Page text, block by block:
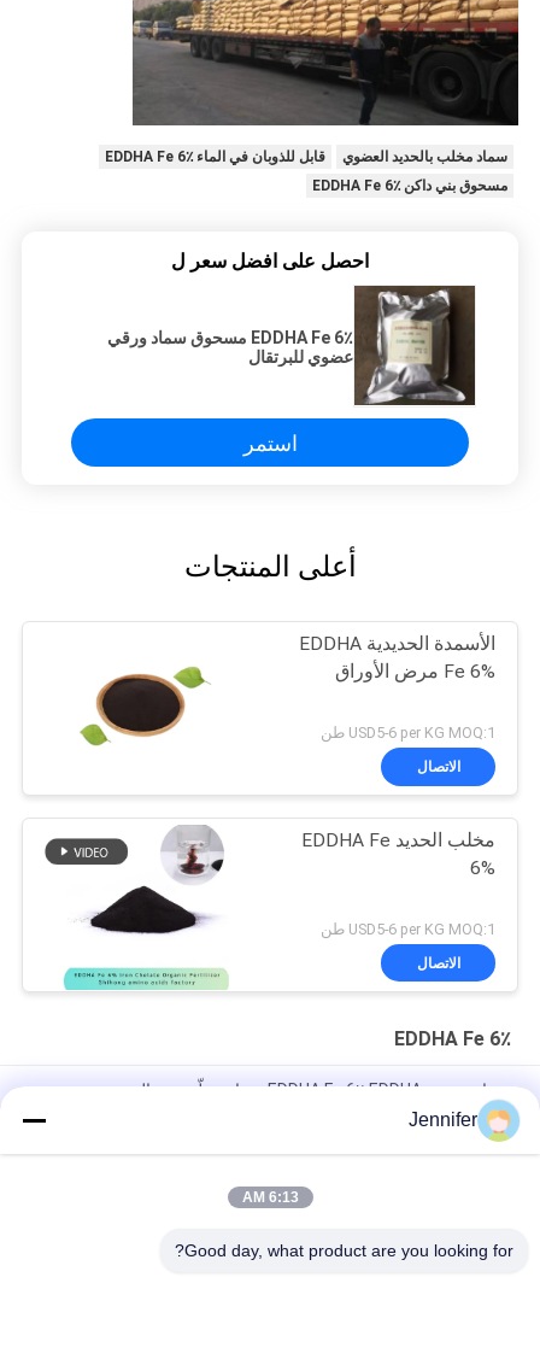
سماد مخلب بالحديد العضوي
قابل للذوبان في الماء EDDHA Fe 6٪
مسحوق بني داكن EDDHA Fe 6٪
احصل على افضل سعر ل
EDDHA Fe 6٪ مسحوق سماد ورقي
عضوي للبرتقال
استمر
أعلى المنتجات
الأسمدة الحديدية EDDHA
Fe 6% مرض الأوراق
USD5-6 per KG MOQ:1 طن
الاتصال
مخلب الحديد EDDHA Fe
6%
USD5-6 per KG MOQ:1 طن
الاتصال
EDDHA Fe 6٪
سماد عضوي EDDHA Fe 6٪ EDDHA سماد مخلّب من الحديد
PH3-12
PH7-9 EDDHA-Fe 6٪ مسحوق الحديد المخلبي أعراض نقص الحديد في
Jennifer
6:13 AM
Good day, what product are you looking for?